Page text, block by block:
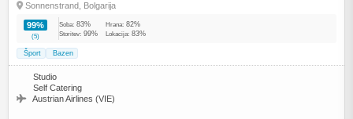
Sonnenstrand, Bolgarija
99%
(5)
Soba: 83% Hrana: 82%
Storitev: 99% Lokacija: 83%
Šport Bazen
Studio
Self Catering
Austrian Airlines (VIE)